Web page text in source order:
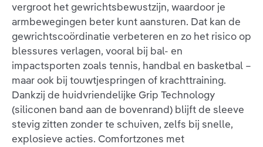
vergroot het gewrichtsbewustzijn, waardoor je
armbewegingen beter kunt aansturen. Dat kan de
gewrichtscoördinatie verbeteren en zo het risico op
blessures verlagen, vooral bij bal- en
impactsporten zoals tennis, handbal en basketbal –
maar ook bij touwtjespringen of krachttraining.
Dankzij de huidvriendelijke Grip Technology
(siliconen band aan de bovenrand) blijft de sleeve
stevig zitten zonder te schuiven, zelfs bij snelle,
explosieve acties. Comfortzones met